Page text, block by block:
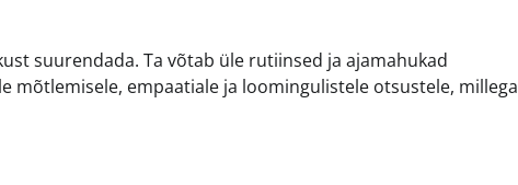
suurendada. Ta võtab üle rutiinsed ja ajamahukad
mõtlemisele, empaatiale ja loomingulistele otsustele, millega